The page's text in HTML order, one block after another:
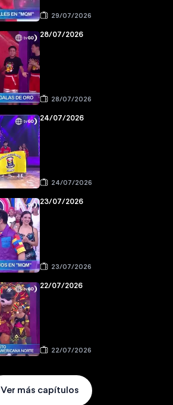
29/07/2026
28/07/2026
28/07/2026
24/07/2026
24/07/2026
23/07/2026
23/07/2026
22/07/2026
22/07/2026
Ver más capítulos